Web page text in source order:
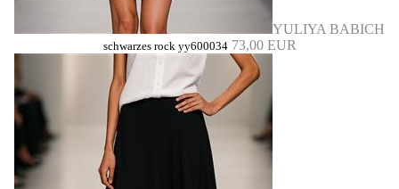
YULIYA BABICH
schwarzes rock yy600034 73,00 EUR